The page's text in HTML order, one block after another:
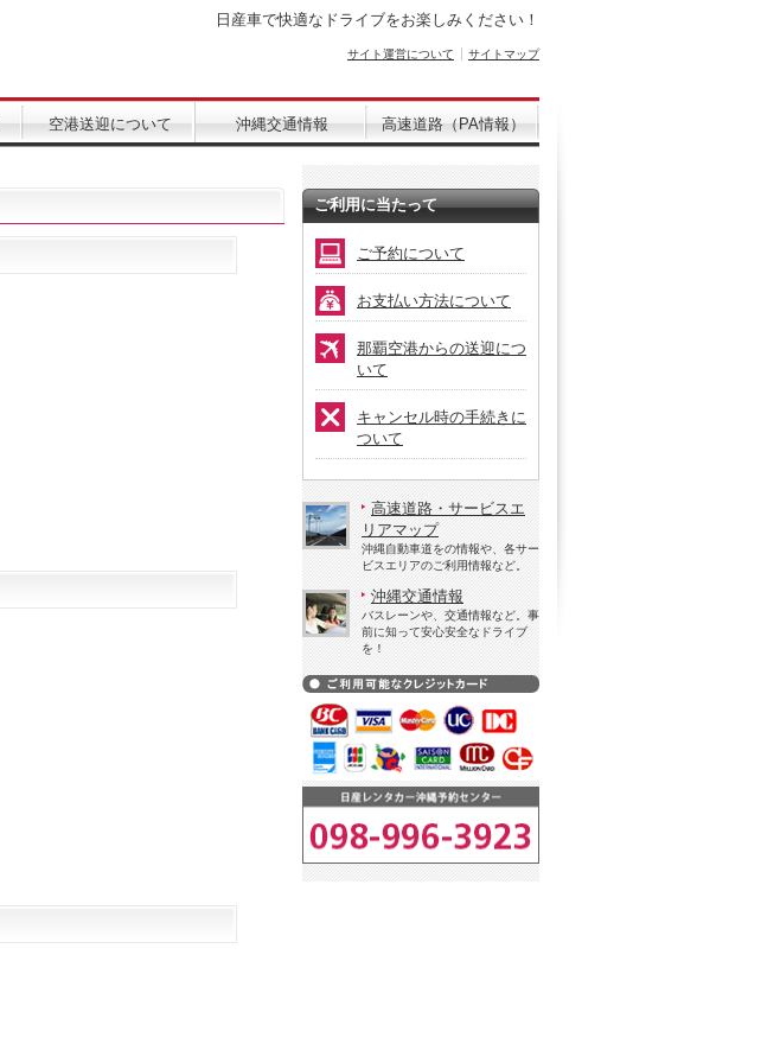
日産車で快適なドライブをお楽しみください！
サイト運営について サイトマップ
空港送迎について 沖縄交通情報 高速道路（PA情報）
ご利用に当たって
ご予約について
お支払い方法について
那覇空港からの送迎につ
いて
キャンセル時の手続きに
ついて
高速道路・サービスエ
リアマップ
沖縄自動車道をの情報や、各サー
ビスエリアのご利用情報など。
沖縄交通情報
バスレーンや、交通情報など。事
前に知って安心安全なドライブ
を！